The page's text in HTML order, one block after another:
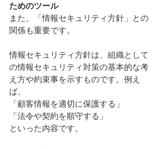
ためのツール
また、「情報セキュリティ方針」との
関係も重要です。
情報セキュリティ方針は、組織として
の情報セキュリティ対策の基本的な考
え方や約束事を示すものです。例え
ば、
「顧客情報を適切に保護する」
「法令や契約を順守する」
といった内容です。